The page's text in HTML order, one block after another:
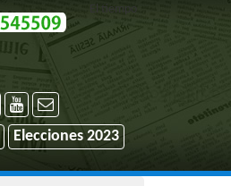
El tiempo
Elecciones 2023